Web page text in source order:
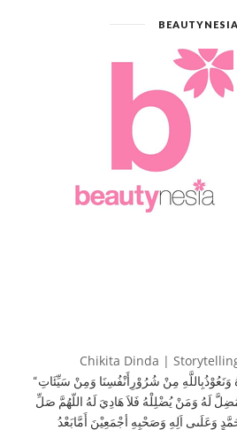
BEAUTYNESIA
Chikita Dinda |
“نَحْمَدُهُ وَنَسْتَعِيْنُهُ وَنَسْتَغْفِرُهُ وَنَعُوْذُبِاللَّهِ مِنْ شُرُوْرِأَنْفُسِنَا وَمِنْ سَيِّئَاتِ
مُضِلَّ لَهُ وَمَنْ يُضْلِلْهُ فَلاَ هَادِيَ لَهُ اللّهُمَّ صَلِّ